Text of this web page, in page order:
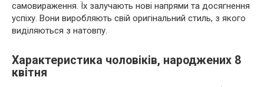
самовираження. Їх залучають нові напрями та досягнення
успіху. Вони виробляють свій оригінальний стиль, з якого
виділяються з натовпу.
Характеристика чоловіків, народжених 8
квітня